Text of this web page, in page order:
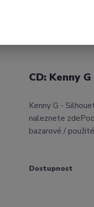
CD: Kenny
Kenny G -
naleznete
bazarové /
Dostupnost